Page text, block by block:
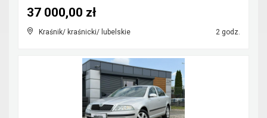
Kraśnik/ kraśnicki/ lubelskie 2 godz.
37 000,00 zł